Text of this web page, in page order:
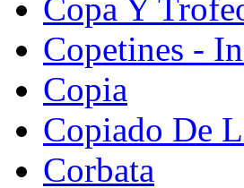
Copa Y
Copetines -
Copia
Copiado De
Corbata